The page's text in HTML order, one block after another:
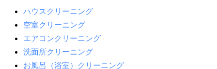
ハウスクリーニング
空室クリーニング
エアコンクリーニング
洗面所クリーニング
お風呂（浴室）クリーニング